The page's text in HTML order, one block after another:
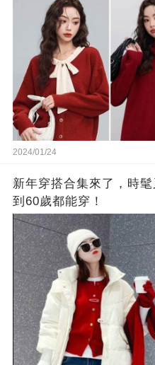
2024/01/24
新年穿搭合集來了，時
到60歲都能穿！